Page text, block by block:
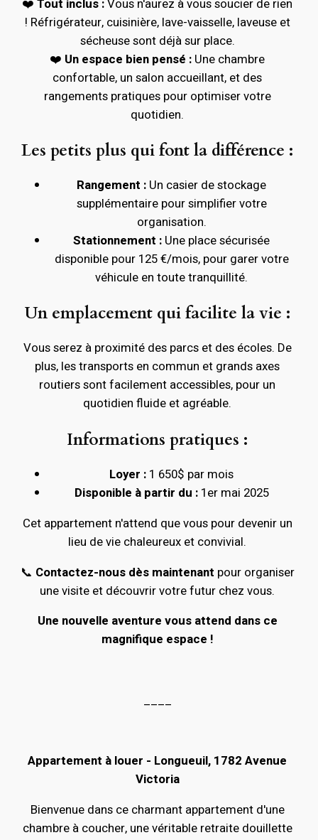
❤️ Tout inclus :Vous n'aurez à vous soucier de rien
! Réfrigérateur, cuisinière, lave-vaisselle, laveuse et
sécheuse sont déjà sur place.
❤️ Un espace bien pensé : Une chambre
confortable, un salon accueillant, et des
rangements pratiques pour optimiser votre
quotidien.
Les petits plus qui font la différence :
Rangement : Un casier de stockage
supplémentaire pour simplifier votre
organisation.
Stationnement : Une place sécurisée
disponible pour 125 €/mois, pour garer votre
véhicule en toute tranquillité.
Un emplacement qui facilite la vie :
Vous serez à proximité des parcs et des écoles. De
plus, les transports en commun et grands axes
routiers sont facilement accessibles, pour un
quotidien fluide et agréable.
Informations pratiques :
Loyer : 1 650$ par mois
Disponible à partir du :1er mai 2025
Cet appartement n'attend que vous pour devenir un
lieu de vie chaleureux et convivial.
📞 Contactez-nous dès maintenant pour organiser
une visite et découvrir votre futur chez vous.
Une nouvelle aventure vous attend dans ce
magnifique espace !
____
Appartement à louer - Longueuil, 1782 Avenue
Victoria
Bienvenue dans ce charmant appartement d'une
chambre à coucher, une véritable retraite douillette